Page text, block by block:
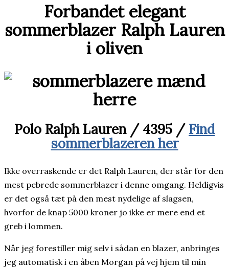
Forbandet elegant
sommerblazer Ralph Lauren
i oliven
Polo Ralph Lauren / 4395 / Find
sommerblazeren her
Ikke overraskende er det Ralph Lauren, der står for den
mest pebrede sommerblazer i denne omgang. Heldigvis
er det også tæt på den mest nydelige af slagsen,
hvorfor de knap 5000 kroner jo ikke er mere end et
greb i lommen.
Når jeg forestiller mig selv i sådan en blazer, anbringes
jeg automatisk i en åben Morgan på vej hjem til min